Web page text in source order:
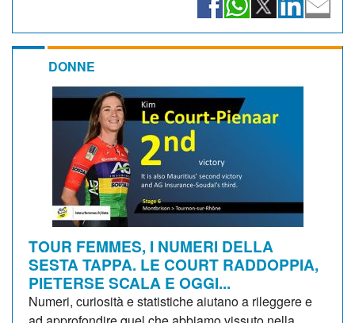
DONNE
TOUR FEMMES, I NUMERI DELLA
SESTA TAPPA. LE COURT RADDOPPIA,
PIETERSE SCALA E OGGI...
Numeri, curiosità e statistiche aiutano a rileggere e